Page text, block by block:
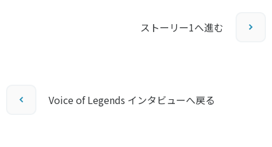
ストーリー1へ進む
Voice of Legends インタビューへ戻る